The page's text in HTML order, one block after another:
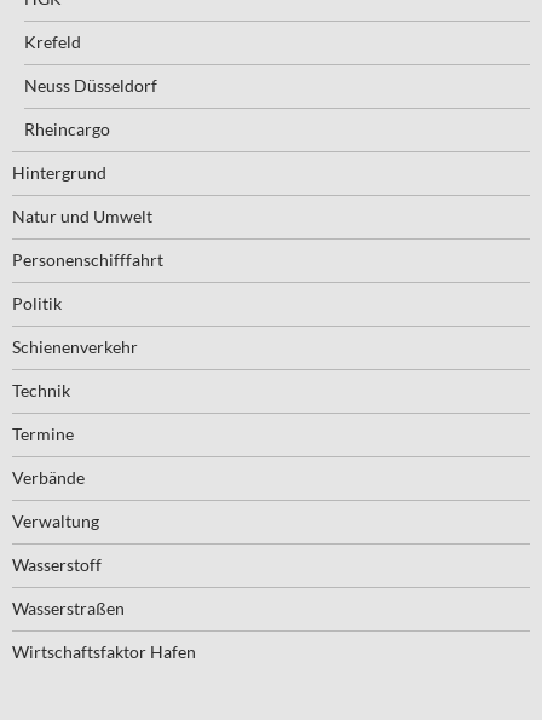
Krefeld
Neuss Düsseldorf
Rheincargo
Hintergrund
Natur und Umwelt
Personenschifffahrt
Politik
Schienenverkehr
Technik
Termine
Verbände
Verwaltung
Wasserstoff
Wasserstraßen
Wirtschaftsfaktor Hafen